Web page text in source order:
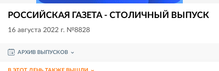
РОССИЙСКАЯ ГАЗЕТА - СТОЛИЧНЫЙ ВЫПУСК
16 августа 2022 г. №8828
АРХИВ ВЫПУСКОВ